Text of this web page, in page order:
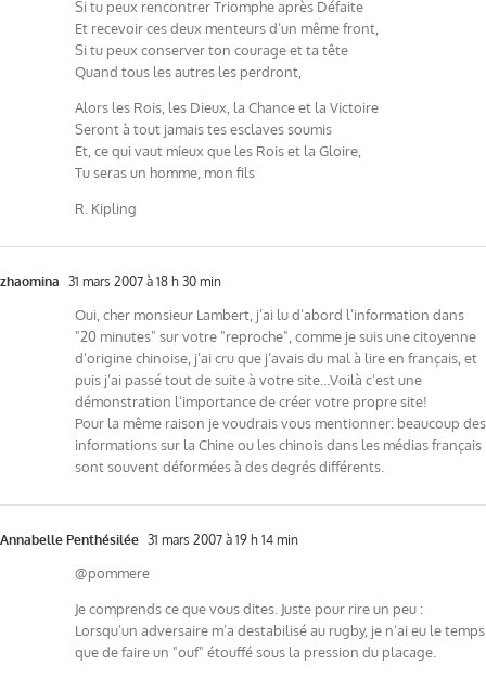
Si tu peux rencontrer Triomphe après Défaite
Et recevoir ces deux menteurs d’un même front,
Si tu peux conserver ton courage et ta tête
Quand tous les autres les perdront,
Alors les Rois, les Dieux, la Chance et la Victoire
Seront à tout jamais tes esclaves soumis
Et, ce qui vaut mieux que les Rois et la Gloire,
Tu seras un homme, mon fils
R. Kipling
zhaomina 31 mars 2007 à 18 h 30 min
Oui, cher monsieur Lambert, j’ai lu d’abord l’information dans
"20 minutes" sur votre "reproche", comme je suis une citoyenne
d’origine chinoise, j’ai cru que j’avais du mal à lire en français, et
puis j’ai passé tout de suite à votre site…Voilà c’est une
démonstration l’importance de créer votre propre site!
Pour la même raison je voudrais vous mentionner: beaucoup des
informations sur la Chine ou les chinois dans les médias français
sont souvent déformées à des degrés différents.
Annabelle Penthésilée 31 mars 2007 à 19 h 14 min
@pommere
Je comprends ce que vous dites. Juste pour rire un peu :
Lorsqu’un adversaire m’a destabilisé au rugby, je n’ai eu le temps
que de faire un "ouf" étouffé sous la pression du placage.